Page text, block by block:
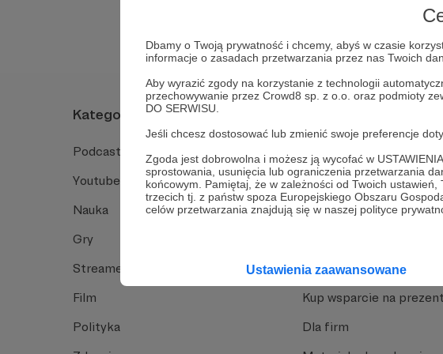
Dbamy o Twoją prywatność i chcemy, abyś w czasie
informacje o zasadach przetwarzania przez nas Twoich
Aby wyrazić zgody na korzystanie z technologii
przechowywanie przez Crowd8 sp. z o.o. oraz podmioty
DO SERWISU.
Jeśli chcesz dostosować lub zmienić swoje preferencje
Zgoda jest dobrowolna i możesz ją wycofać w
sprostowania, usunięcia lub ograniczenia przetwarzania
końcowym. Pamiętaj, że w zależności od Twoich
trzecich tj. z państw spoza Europejskiego Obszaru
celów przetwarzania znajdują się w naszej polityce
Ustawienia zaawansowane
Kategorie
Podcast
Youtube
Nauka
Gry
Streamerzy
Film
Polityka
Jak to działa
Funkcje Patronite
Dlaczego Patronite?
Opinie Twórców
Kup wsparcie na prezent
Dla firm